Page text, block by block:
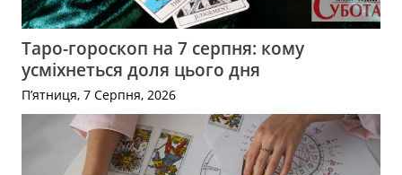
Таро-гороскоп на 7 серпня: кому
усміхнеться доля цього дня
П’ятниця, 7 Серпня, 2026